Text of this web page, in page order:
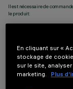
Il est nécessaire de
le produit:
En cliquant sur «
stockage de
sur le site,
marketing. Plus